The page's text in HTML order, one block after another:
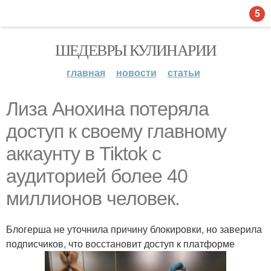
ШЕДЕВРЫ КУЛИНАРИИ
главная новости статьи
Лиза Анохина потеряла
доступ к своему главному
аккаунту в Tiktok с
аудиторией более 40
миллионов человек.
Блогерша не уточнила причину блокировки, но заверила
подписчиков, что восстановит доступ к платформе
5